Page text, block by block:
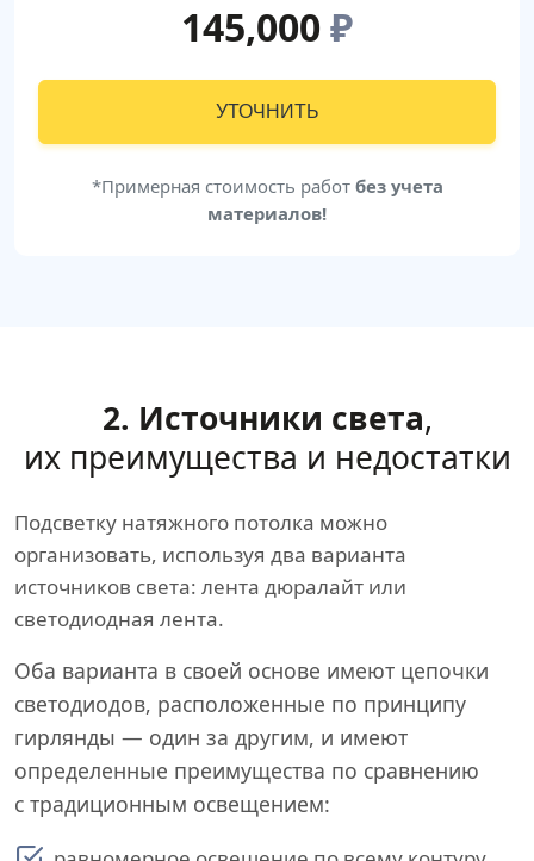
145,000₽
УТОЧНИТЬ
*Примерная стоимость работ без учета
материалов!
2. Источники света,
их преимущества и недостатки
Подсветку натяжного потолка можно
организовать, используя два варианта
источников света: лента дюралайт или
светодиодная лента.
Оба варианта в своей основе имеют цепочки
светодиодов, расположенные по принципу
гирлянды — один за другим, и имеют
определенные преимущества по сравнению
с традиционным освещением: